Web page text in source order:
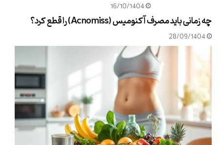
16/10/1404
چه زمانی باید مصرف آکنومیس (Acnomiss) را قطع کرد؟
28/09/1404